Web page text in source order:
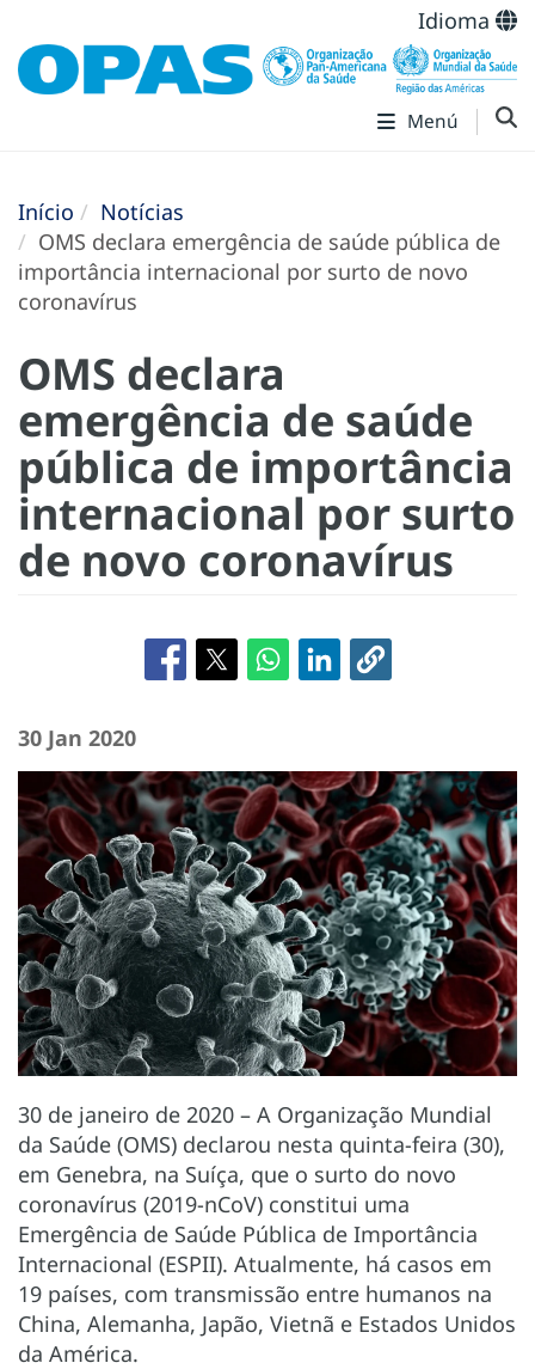
Idioma
Menú
Início
Notícias
OMS declara emergência de saúde pública de
importância internacional por surto de novo
coronavírus
OMS declara
emergência de saúde
pública de importância
internacional por surto
de novo coronavírus
30 Jan 2020
30 de janeiro de 2020 – A Organização Mundial
da Saúde (OMS) declarou nesta quinta-feira (30),
em Genebra, na Suíça, que o surto do novo
coronavírus (2019-nCoV) constitui uma
Emergência de Saúde Pública de Importância
Internacional (ESPII). Atualmente, há casos em
19 países, com transmissão entre humanos na
China, Alemanha, Japão, Vietnã e Estados Unidos
da América.